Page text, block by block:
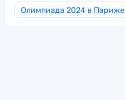
Олимпиада 2024 в Париже